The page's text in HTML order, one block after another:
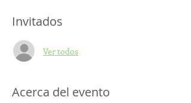
Invitados
Ver todos
Acerca del evento